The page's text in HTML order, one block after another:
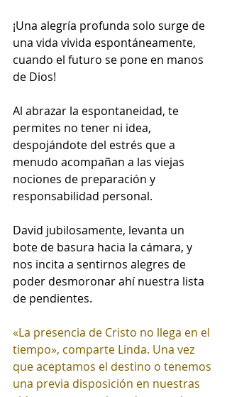
¡Una alegría profunda solo surge de
una vida vivida espontáneamente,
cuando el futuro se pone en manos
de Dios!
Al abrazar la espontaneidad, te
permites no tener ni idea,
despojándote del estrés que a
menudo acompañan a las viejas
nociones de preparación y
responsabilidad personal.
David jubilosamente, levanta un
bote de basura hacia la cámara, y
nos incita a sentirnos alegres de
poder desmoronar ahí nuestra lista
de pendientes.
«La presencia de Cristo no llega en el
tiempo», comparte Linda. Una vez
que aceptamos el destino o tenemos
una previa disposición en nuestras